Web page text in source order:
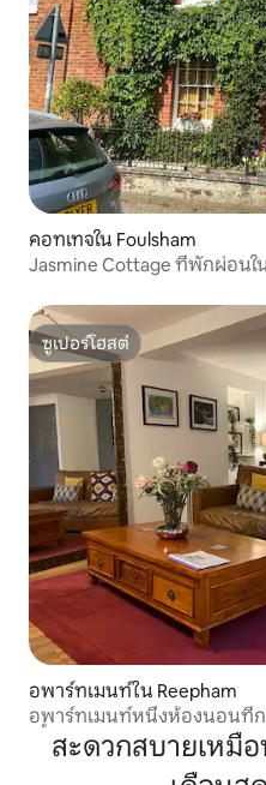
คอทเทจใน Foulsham
Jasmine Cottage ที่พักผ่อน
ซูเปอร์โฮสต์
ซูเปอร์โฮสต์
อพาร์ทเมนท์ใน Reepham
อพาร์ทเมนท์หนึ่งห้องนอนที่ก
เลี้ยงเข้าพักได้
สะดวกสบายเหมื